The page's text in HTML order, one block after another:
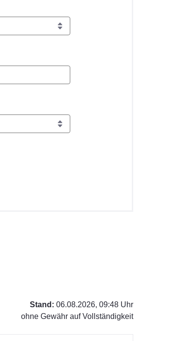
Stand: 06.08.2026, 09:48 Uhr
ohne Gewähr auf Vollständigkeit